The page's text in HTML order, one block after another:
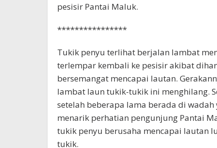
pesisir Pantai Maluk.
****************
Tukik penyu terlihat berjalan lambat
terlempar kembali ke pesisir akibat
bersemangat mencapai lautan.
lambat laun tukik-tukik ini menghilang.
setelah beberapa lama berada di
menarik perhatian pengunjung Pantai
tukik penyu berusaha mencapai lautan
tukik.